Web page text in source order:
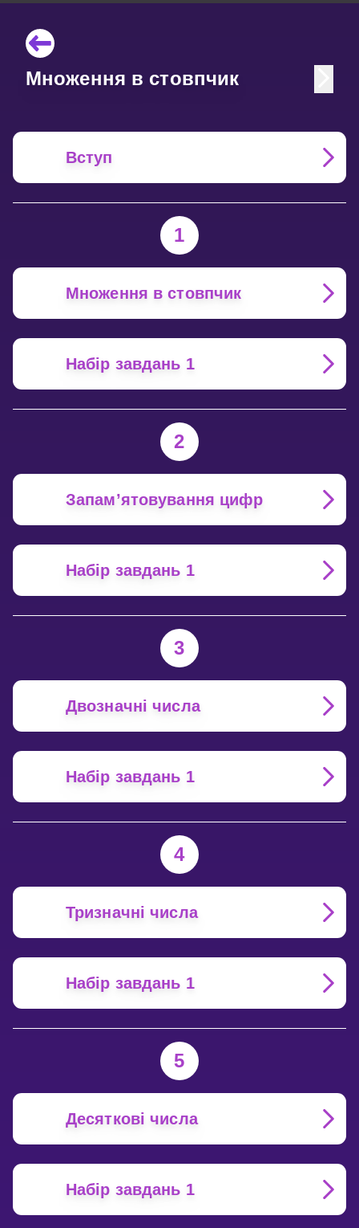
Множення в стовпчик
Вступ
1
Множення в стовпчик
Набір завдань 1
2
Запам’ятовування цифр
Набір завдань 1
3
Двозначні числа
Набір завдань 1
4
Тризначні числа
Набір завдань 1
5
Десяткові числа
Набір завдань 1